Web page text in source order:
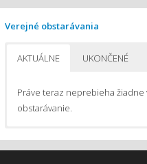
Verejné obstarávania
AKTUÁLNE UKONČENÉ
Práve teraz neprebieha žiadne
obstarávanie.